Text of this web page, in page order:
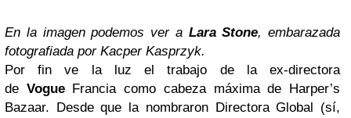
En la imagen podemos ver a Lara Stone, embarazada
fotografiada por Kacper Kasprzyk.
Por fin ve la luz el trabajo de la ex-directora
de VogueFrancia como cabeza máxima de Harper’s
Bazaar. Desde que la nombraron Directora Global (sí,